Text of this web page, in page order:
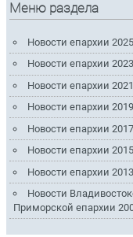
Меню раздела
Новости епархии 2025
Новости епархии 2023
Новости епархии 2021
Новости епархии 2019
Новости епархии 2017
Новости епархии 2015
Новости епархии 2013
Новости
Приморской епархии